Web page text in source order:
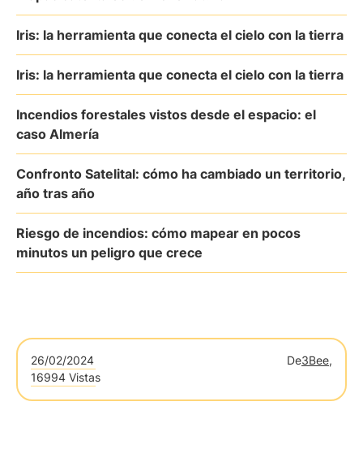
Iris: la herramienta que conecta el cielo con la tierra
Iris: la herramienta que conecta el cielo con la tierra
Incendios forestales vistos desde el espacio: el
caso Almería
Confronto Satelital: cómo ha cambiado un territorio,
año tras año
Riesgo de incendios: cómo mapear en pocos
minutos un peligro que crece
26/02/2024 De3Bee,
16994 Vistas